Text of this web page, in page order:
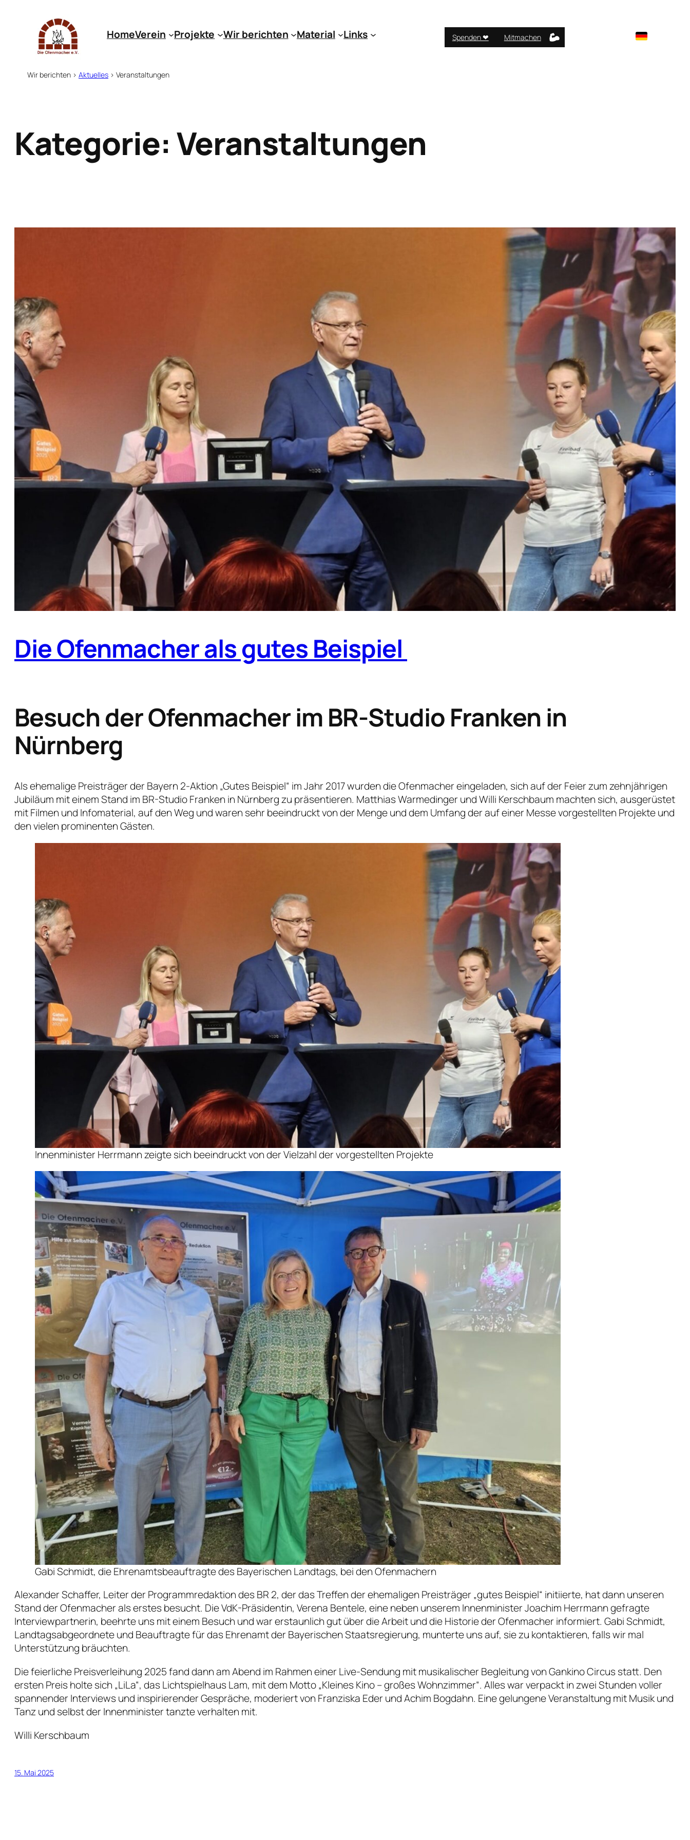
springen
HomeVerein Projekte Wir berichten Material Links Spenden ❤︎ Mitmachen
Wir berichten > Aktuelles > Veranstaltungen
Kategorie: Veranstaltungen
Die Ofenmacher als gutes Beispiel
Besuch der Ofenmacher im BR-Studio Franken in
Nürnberg
Als ehemalige Preisträger der Bayern 2-Aktion „Gutes Beispiel“ im Jahr 2017 wurden die Ofenmacher eingeladen, sich auf der Feier zum zehnjährigen
Jubiläum mit einem Stand im BR-Studio Franken in Nürnberg zu präsentieren. Matthias Warmedinger und Willi Kerschbaum machten sich, ausgerüstet
mit Filmen und Infomaterial, auf den Weg und waren sehr beeindruckt von der Menge und dem Umfang der auf einer Messe vorgestellten Projekte und
den vielen prominenten Gästen.
Innenminister Herrmann zeigte sich beeindruckt von der Vielzahl der vorgestellten Projekte
Gabi Schmidt, die Ehrenamtsbeauftragte des Bayerischen Landtags, bei den Ofenmachern
Alexander Schaffer, Leiter der Programmredaktion des BR 2, der das Treffen der ehemaligen Preisträger „gutes Beispiel“ initiierte, hat dann unseren
Stand der Ofenmacher als erstes besucht. Die VdK-Präsidentin, Verena Bentele, eine neben unserem Innenminister Joachim Herrmann gefragte
Interviewpartnerin, beehrte uns mit einem Besuch und war erstaunlich gut über die Arbeit und die Historie der Ofenmacher informiert. Gabi Schmidt,
Landtagsabgeordnete und Beauftragte für das Ehrenamt der Bayerischen Staatsregierung, munterte uns auf, sie zu kontaktieren, falls wir mal
Unterstützung bräuchten.
Die feierliche Preisverleihung 2025 fand dann am Abend im Rahmen einer Live-Sendung mit musikalischer Begleitung von Gankino Circus statt. Den
ersten Preis holte sich „LiLa“, das Lichtspielhaus Lam, mit dem Motto „Kleines Kino – großes Wohnzimmer“. Alles war verpackt in zwei Stunden voller
spannender Interviews und inspirierender Gespräche, moderiert von Franziska Eder und Achim Bogdahn. Eine gelungene Veranstaltung mit Musik und
Tanz und selbst der Innenminister tanzte verhalten mit.
Willi Kerschbaum
15. Mai 2025